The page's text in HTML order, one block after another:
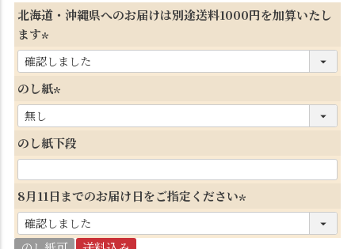
北海道・沖縄県へのお届けは別途送料1000円を加算いたし
ます
(
必
須
)
のし紙
必
須
のし紙下段
8月11日までのお届け日をご指定ください
必